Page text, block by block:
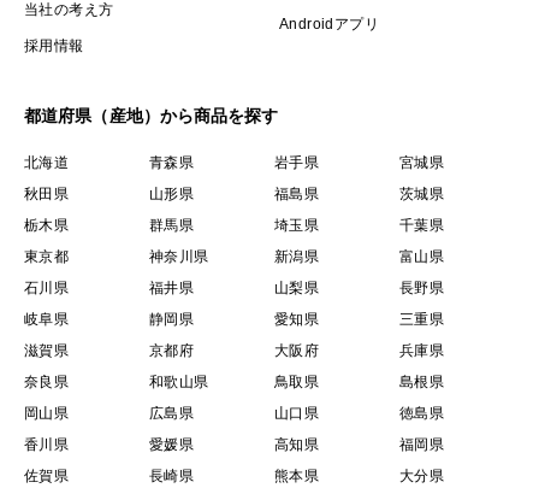
当社の考え方
採用情報
Androidアプリ
都道府県（産地）から商品を探す
北海道 青森県 岩手県
宮城県
秋田県
山形県 福島県
茨城県
栃木県
群馬県 埼玉県
千葉県
東京都
神奈川県 新潟県
富山県
石川県
福井県 山梨県
長野県
岐阜県
静岡県 愛知県
三重県
滋賀県
京都府 大阪府
兵庫県
奈良県
和歌山県 鳥取県
島根県
岡山県
広島県 山口県
徳島県
香川県
愛媛県 高知県
福岡県
佐賀県
長崎県 熊本県 大分県